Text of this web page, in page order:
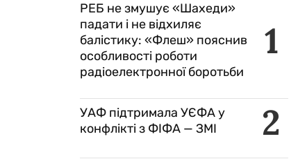
1
РЕБ не змушує «Шахеди»
падати і не відхиляє
балістику: «Флеш» пояснив
особливості роботи
радіоелектронної боротьби
2
УАФ підтримала УЄФА у
конфлікті з ФІФА — ЗМІ